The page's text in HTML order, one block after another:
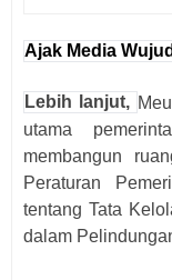
Ajak Media
Lebih lanjut,
utama
membangun
Peraturan
tentang Tata
dalam